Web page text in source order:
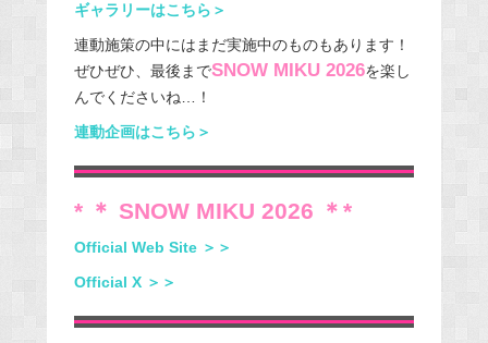
ギャラリーはこちら＞
連動施策の中にはまだ実施中のものもあります！
ぜひぜひ、最後までSNOW MIKU 2026を楽し
んでくださいね…！
連動企画はこちら＞
* ＊ SNOW MIKU 2026 ＊*
Official Web Site ＞＞
Official X ＞＞